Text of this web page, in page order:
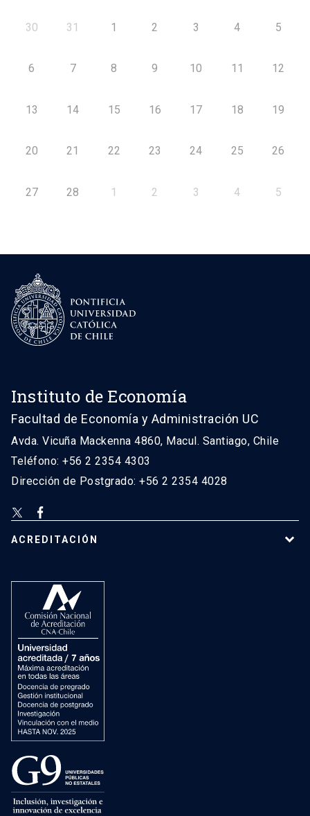
30 31 1 2 3 4 5
6 7 8 9 10 11 12
13 14 15 16 17 18 19
20 21 22 23 24 25 26
27 28 1 2 3 4 5
Instituto de Economía
Facultad de Economía y Administración UC
Avda. Vicuña Mackenna 4860, Macul. Santiago, Chile
Teléfono: +56 2 2354 4303
Dirección de Postgrado: +56 2 2354 4028
ACREDITACIÓN